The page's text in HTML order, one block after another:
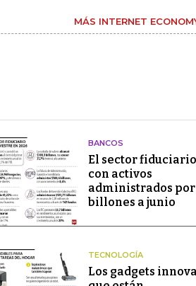
MÁS INTERNET
BANCOS
El sector
con activos
administrados por
billones a junio
TECNOLOGÍA
Los gadgets